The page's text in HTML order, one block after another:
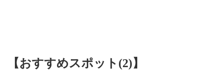
【おすすめスポット(2)】